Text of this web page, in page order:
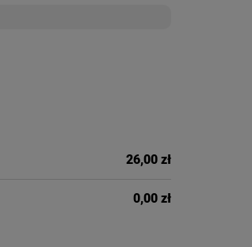
26,00 zł
0,00 zł